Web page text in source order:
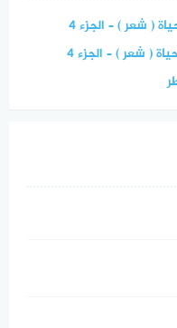
( شعر ) – الجزء 4
( شعر ) – الجزء 4